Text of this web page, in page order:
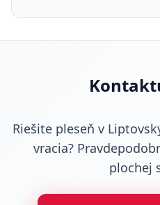
Riešite pleseň v
vracia?
plochej